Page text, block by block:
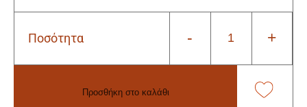
Ποσότητα -
Efco
Βενζινοκίνητος
Νεφελοψεκαστήρας
+
Προσθήκη στο καλάθι